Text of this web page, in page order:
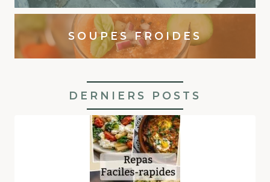
SOUPES FROIDES
DERNIERS POSTS